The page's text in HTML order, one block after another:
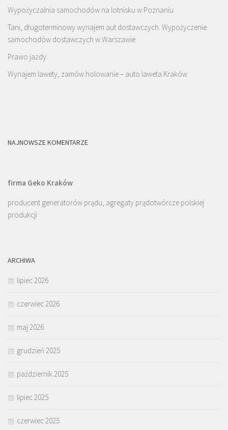
Wypożyczalnia samochodów na lotnisku w Poznaniu
Tani, długoterminowy wynajem aut dostawczych. Wypożyczenie
samochodów dostawczych w Warszawie
Prawo jazdy.
Wynajem lawety, zamów holowanie – auto laweta Kraków
NAJNOWSZE KOMENTARZE
firma Geko Kraków
producent generatorów prądu, agregaty prądotwórcze polskiej
produkcji
ARCHIWA
lipiec 2026
czerwiec 2026
maj 2026
grudzień 2025
październik 2025
lipiec 2025
czerwiec 2025